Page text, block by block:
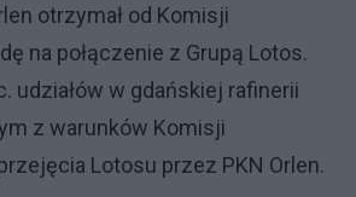
otrzymał od Komisji
na połączenie z Grupą Lotos.
udziałów w gdańskiej rafinerii
z warunków Komisji
Lotosu przez PKN Orlen.